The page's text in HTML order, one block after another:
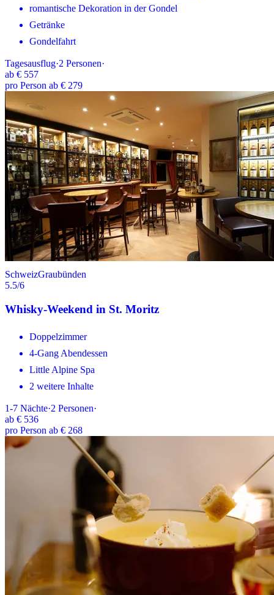
romantische Dekoration in der Gondel
Getränke
Gondelfahrt
Tagesausflug·2 Personen·
ab € 557
pro Person ab € 279
SchweizGraubünden
5.5/6
Whisky-Weekend in St. Moritz
Doppelzimmer
4-Gang Abendessen
Little Alpine Spa
2 weitere Inhalte
1-7 Nächte·2 Personen·
ab € 536
pro Person ab € 268